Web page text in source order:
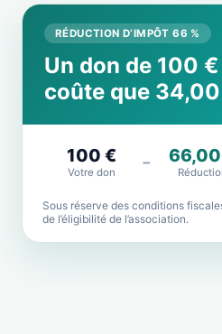
RÉDUCTION D’IMPÔT 66 %
Un don de 100
coûte que
100 €
Votre don
−
Sous réserve des conditions
de l’éligibilité de l’association.